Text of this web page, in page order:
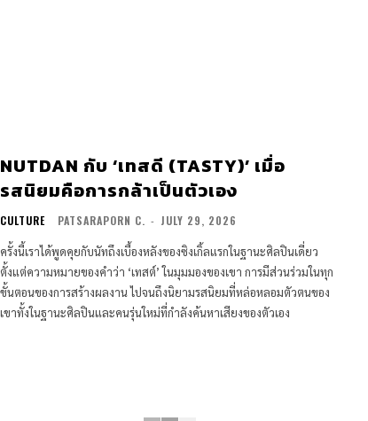
NUTDAN กับ ‘เทสดี (TASTY)’ เมื่อ
รสนิยมคือการกล้าเป็นตัวเอง
CULTURE PATSARAPORN C. - JULY 29, 2026
ครั้งนี้เราได้พูดคุยกับนัทถึงเบื้องหลังของซิงเกิ้ลแรกในฐานะศิลปินเดี่ยว
ตั้งแต่ความหมายของคำว่า ‘เทสต์’ ในมุมมองของเขา การมีส่วนร่วมในทุก
ขั้นตอนของการสร้างผลงาน ไปจนถึงนิยามรสนิยมที่หล่อหลอมตัวตนของ
เขาทั้งในฐานะศิลปินและคนรุ่นใหม่ที่กำลังค้นหาเสียงของตัวเอง